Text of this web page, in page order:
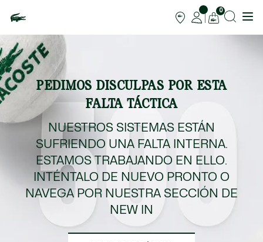
0
PEDIMOS DISCULPAS POR ESTA
FALTA TÁCTICA
NUESTROS SISTEMAS ESTÁN
SUFRIENDO UNA FALTA INTERNA.
ESTAMOS TRABAJANDO EN ELLO.
INTÉNTALO DE NUEVO PRONTO O
NAVEGA POR NUESTRA SECCIÓN DE
NEW IN